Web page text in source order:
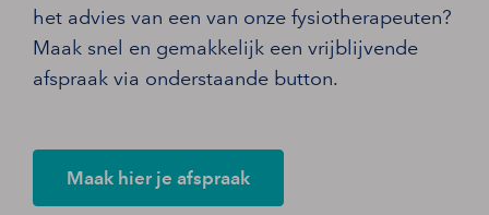
het advies van een van onze fysiotherapeuten?
Maak snel en gemakkelijk een vrijblijvende
afspraak via onderstaande button.
Maak hier je afspraak